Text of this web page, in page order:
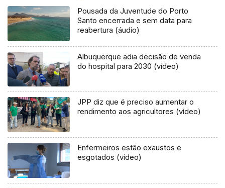
Pousada da Juventude do Porto
Santo encerrada e sem data para
reabertura (áudio)
Albuquerque adia decisão de venda
do hospital para 2030 (vídeo)
JPP diz que é preciso aumentar o
rendimento aos agricultores (vídeo)
Enfermeiros estão exaustos e
esgotados (vídeo)